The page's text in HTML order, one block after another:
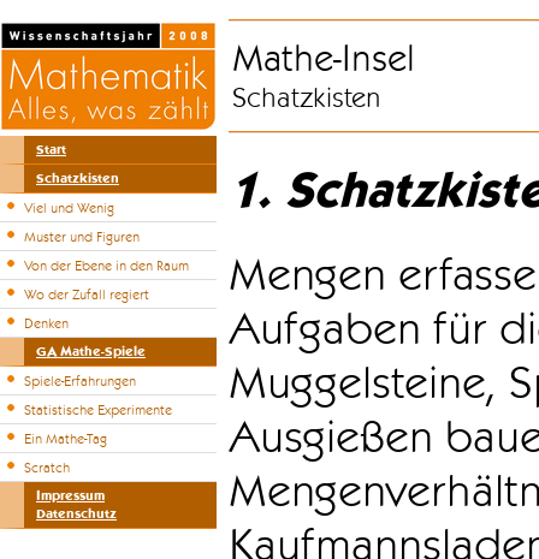
Start
Schatzkisten
Viel und Wenig
Muster und Figuren
Von der Ebene in den Raum
Wo der Zufall regiert
Denken
GA Mathe-Spiele
Spiele-Erfahrungen
Statistische Experimente
Ein Mathe-Tag
Scratch
Impressum
Datenschutz
Mathe-Insel
Schatzkisten
1.
Mengen
Aufgaben für
Muggelsteine,
Ausgießen